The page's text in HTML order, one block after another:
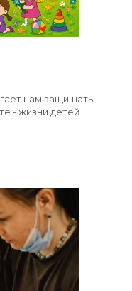
нам защищать
- жизни детей.